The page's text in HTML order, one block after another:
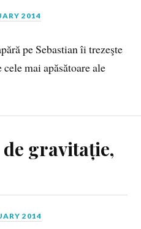
2014
pe Sebastian îi trezeşte
mai apăsătoare ale
gravitație,
2014